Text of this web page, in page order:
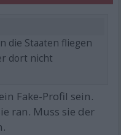
die Staaten fliegen
dort nicht
Fake-Profil sein.
ran. Muss sie der